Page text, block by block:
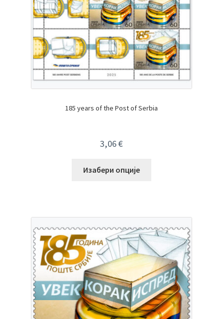
185 years of the Post of Serbia
3,06€
Изабери опције